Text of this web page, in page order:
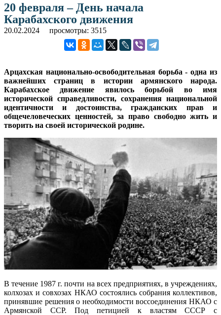
20 февраля – День начала
Карабахского движения
20.02.2024 просмотры: 3515
Арцахская национально-освободительная борьба - одна из
важнейших страниц в истории армянского народа.
Карабахское движение явилось борьбой во имя
исторической справедливости, сохранения национальной
идентичности и достоинства, гражданских прав и
общечеловеческих ценностей, за право свободно жить и
творить на своей исторической родине.
В течение 1987 г. почти на всех предприятиях, в учреждениях,
колхозах и совхозах НКАО состоялись собрания коллективов,
принявшие решения о необходимости воссоединения НКАО с
Армянской ССР. Под петицией к властям СССР с